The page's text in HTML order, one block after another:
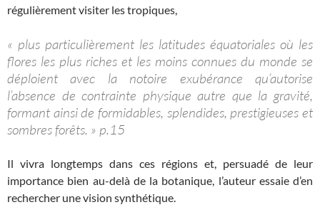
régulièrement visiter les tropiques,
« plus particulièrement les latitudes équatoriales où les
flores les plus riches et les moins connues du monde se
déploient avec la notoire exubérance qu’autorise
l’absence de contrainte physique autre que la gravité,
formant ainsi de formidables, splendides, prestigieuses et
sombres forêts. » p.15
Il vivra longtemps dans ces régions et, persuadé de leur
importance bien au-delà de la botanique, l’auteur essaie d’en
rechercher une vision synthétique.